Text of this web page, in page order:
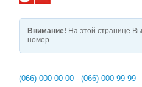
Внимание! На этой странице
номер.
(066) 000 00 00 - (066) 000 99 99